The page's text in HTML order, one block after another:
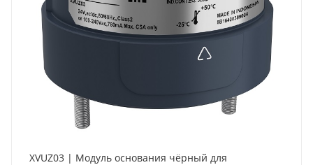
XVUZ03 | Модуль основания чёрный для